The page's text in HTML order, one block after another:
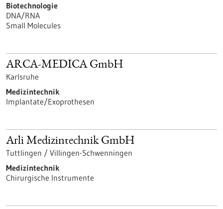
Biotechnologie
DNA/RNA
Small Molecules
ARCA-MEDICA GmbH
Karlsruhe
Medizintechnik
Implantate/Exoprothesen
Arli Medizintechnik GmbH
Tuttlingen / Villingen-Schwenningen
Medizintechnik
Chirurgische Instrumente